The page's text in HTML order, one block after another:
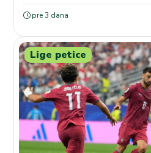
pre 3 dana
Lige petice